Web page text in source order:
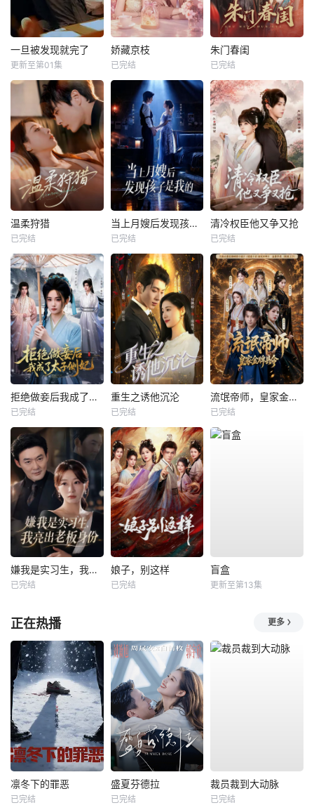
一旦被发现就完了
更新至第01集
娇藏京枝
已完结
朱门春闺
已完结
温柔狩猎
已完结
当上月嫂后发现孩子是我的
已完结
清冷权臣他又争又抢
已完结
拒绝做妾后我成了太子侧妃
已完结
重生之诱他沉沦
已完结
流氓帝师，皇家金牌县令
已完结
嫌我是实习生，我亮出老板身份
已完结
娘子，别这样
已完结
盲盒
更新至第13集
正在热播 更多
凛冬下的罪恶
已完结
盛夏芬德拉
已完结
裁员裁到大动脉
已完结